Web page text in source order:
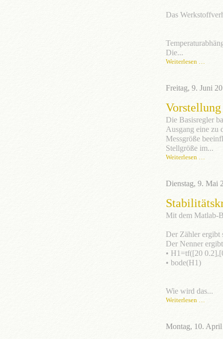
Das
Die...
Weiterlesen …
Freitag, 9. Juni
Die Basisregler
Ausgang eine zu
Messgröße
Stellgröße im...
Weiterlesen …
Dienstag, 9. Mai
Mit dem Matlab-
Der Zähler ergibt
Der Nenner
• H1=tf([20
• bode(H1)
Wie wird das...
Weiterlesen …
Montag, 10.